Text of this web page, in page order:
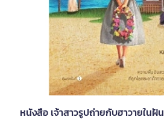
หนังสือ เจ้าสาวรูปถ่ายกับฮาวายในฝัน